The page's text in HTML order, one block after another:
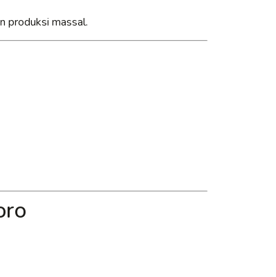
produksi massal.